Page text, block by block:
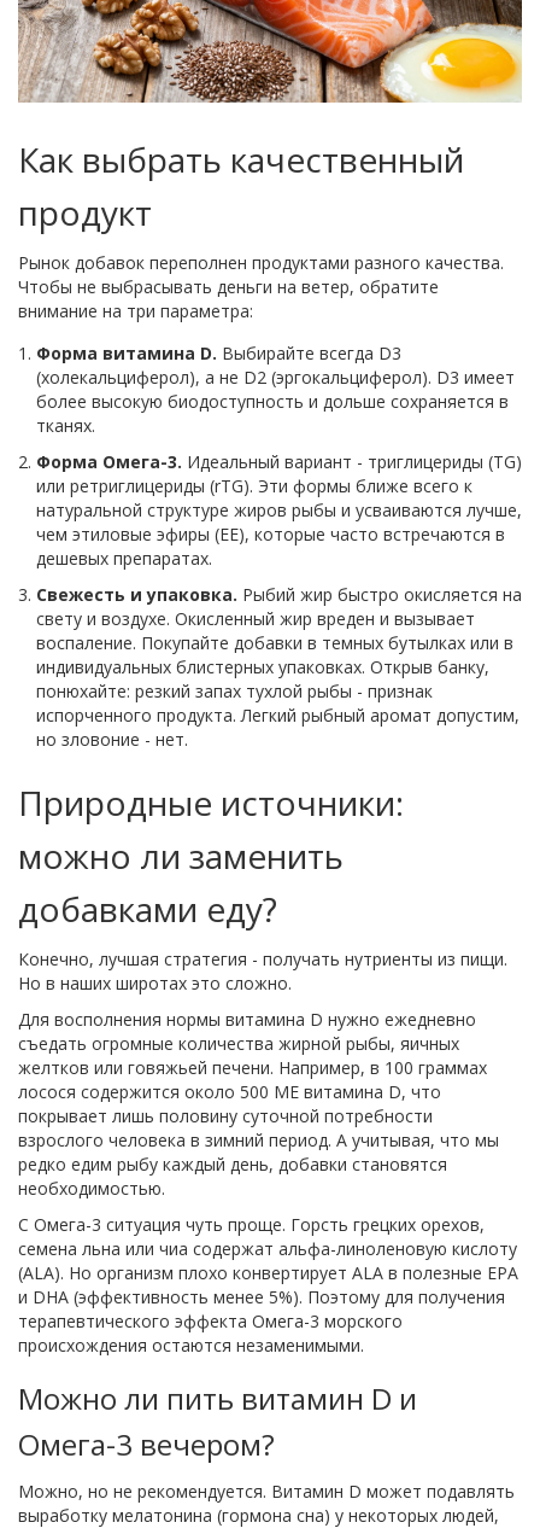
Как выбрать качественный
продукт
Рынок добавок переполнен продуктами разного качества.
Чтобы не выбрасывать деньги на ветер, обратите
внимание на три параметра:
Форма витамина D. Выбирайте всегда D3
(холекальциферол), а не D2 (эргокальциферол). D3 имеет
более высокую биодоступность и дольше сохраняется в
тканях.
Форма Омега-3. Идеальный вариант - триглицериды (TG)
или ретриглицериды (rTG). Эти формы ближе всего к
натуральной структуре жиров рыбы и усваиваются лучше,
чем этиловые эфиры (EE), которые часто встречаются в
дешевых препаратах.
Свежесть и упаковка. Рыбий жир быстро окисляется на
свету и воздухе. Окисленный жир вреден и вызывает
воспаление. Покупайте добавки в темных бутылках или в
индивидуальных блистерных упаковках. Открыв банку,
понюхайте: резкий запах тухлой рыбы - признак
испорченного продукта. Легкий рыбный аромат допустим,
но зловоние - нет.
Природные источники:
можно ли заменить
добавками еду?
Конечно, лучшая стратегия - получать нутриенты из пищи.
Но в наших широтах это сложно.
Для восполнения нормы витамина D нужно ежедневно
съедать огромные количества жирной рыбы, яичных
желтков или говяжьей печени. Например, в 100 граммах
лосося содержится около 500 МЕ витамина D, что
покрывает лишь половину суточной потребности
взрослого человека в зимний период. А учитывая, что мы
редко едим рыбу каждый день, добавки становятся
необходимостью.
С Омега-3 ситуация чуть проще. Горсть грецких орехов,
семена льна или чиа содержат альфа-линоленовую кислоту
(ALA). Но организм плохо конвертирует ALA в полезные EPA
и DHA (эффективность менее 5%). Поэтому для получения
терапевтического эффекта Омега-3 морского
происхождения остаются незаменимыми.
Можно ли пить витамин D и
Омега-3 вечером?
Можно, но не рекомендуется. Витамин D может подавлять
выработку мелатонина (гормона сна) у некоторых людей,